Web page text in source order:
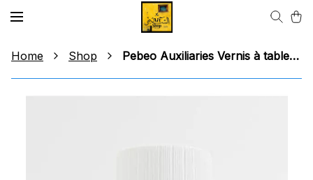
Home Shop Pebeo Auxiliaries Vernis à tableau mat Matt Picture Varnish ورنيش مط ببيو لالوان الزيت